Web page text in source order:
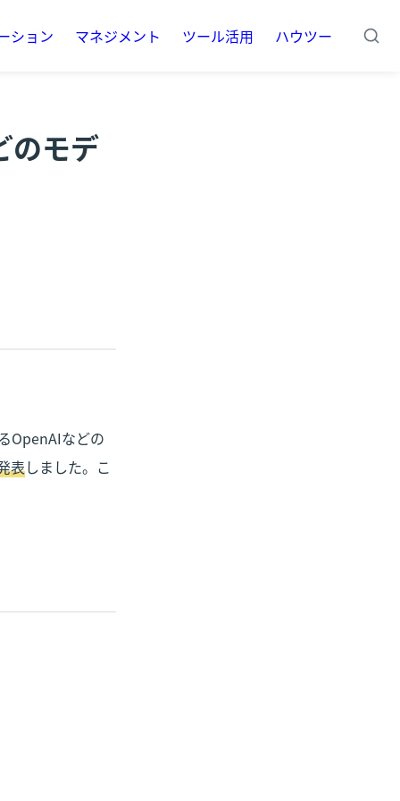
ション マネジメント ツール活用 ハウツー
のモデ
OpenAIなどの
表しました。こ